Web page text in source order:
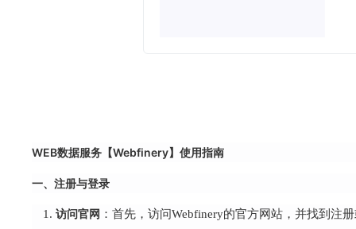
WEB数据服务【Webfinery】使用指南
一、注册与登录
访问官网 ：首先，访问Webfinery的官方网站，并找到注